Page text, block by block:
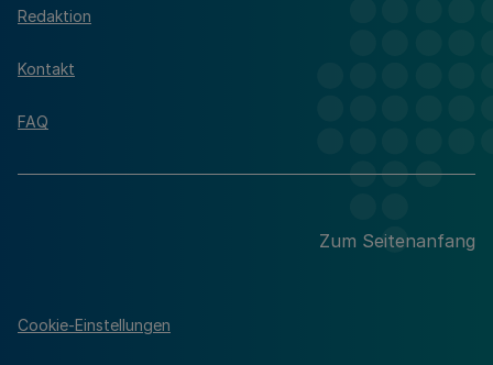
Redaktion
Kontakt
FAQ
Zum Seitenanfang
Cookie-Einstellungen